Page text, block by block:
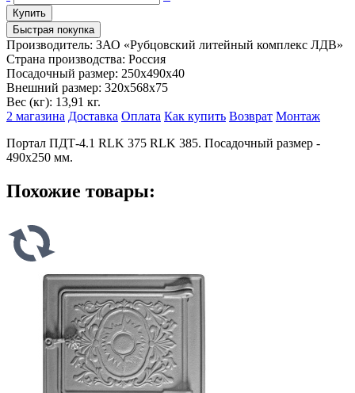
Быстрая покупка
Производитель: ЗАО «Рубцовский литейный комплекс ЛДВ»
Страна производства: Россия
Посадочный размер: 250х490х40
Внешний размер: 320х568х75
Вес (кг): 13,91 кг.
2 магазина Доставка Оплата Как купить Возврат Монтаж
Портал ПДТ-4.1 RLK 375 RLK 385. Посадочный размер -
490х250 мм.
Похожие товары: